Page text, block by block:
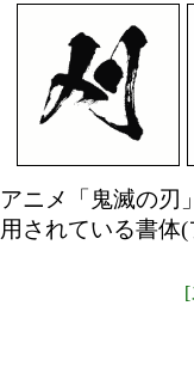
アニメ「鬼滅の刃
用されている書体(
[